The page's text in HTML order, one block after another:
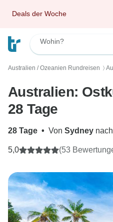
Deals der Woche
Wohin?
Australien / Ozeanien Rundreisen 〉
Australien:
28 Tage
28 Tage • Von Sydney nach
5,0 (53